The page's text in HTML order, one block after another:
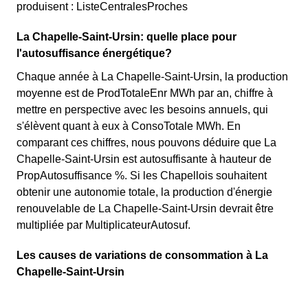
produisent : ListeCentralesProches
La Chapelle-Saint-Ursin: quelle place pour
l'autosuffisance énergétique?
Chaque année à La Chapelle-Saint-Ursin, la production
moyenne est de ProdTotaleEnr MWh par an, chiffre à
mettre en perspective avec les besoins annuels, qui
s'élèvent quant à eux à ConsoTotale MWh. En
comparant ces chiffres, nous pouvons déduire que La
Chapelle-Saint-Ursin est autosuffisante à hauteur de
PropAutosuffisance %. Si les Chapellois souhaitent
obtenir une autonomie totale, la production d'énergie
renouvelable de La Chapelle-Saint-Ursin devrait être
multipliée par MultiplicateurAutosuf.
Les causes de variations de consommation à La
Chapelle-Saint-Ursin